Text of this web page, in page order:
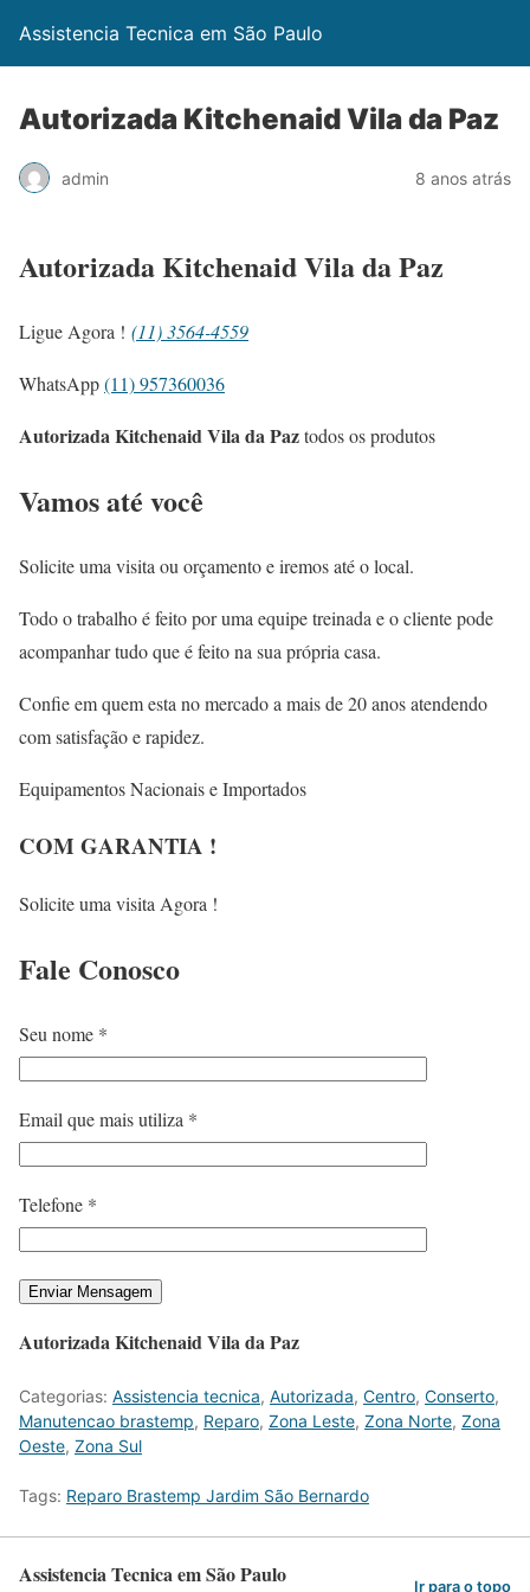
Assistencia Tecnica em São Paulo
Autorizada Kitchenaid Vila da Paz
admin 8 anos atrás
Autorizada Kitchenaid Vila da Paz
Ligue Agora ! (11) 3564-4559
WhatsApp(11) 957360036
Autorizada Kitchenaid Vila da Paztodos os produtos
Vamos até você
Solicite uma visita ou orçamento e iremos até o local.
Todo o trabalho é feito por uma equipe treinada e o cliente pode
acompanhar tudo que é feito na sua própria casa.
Confie em quem esta no mercado a mais de 20 anos atendendo
com satisfação e rapidez.
Equipamentos Nacionais e Importados
COM GARANTIA !
Solicite uma visita Agora !
Fale Conosco
Seu nome *
Email que mais utiliza *
Telefone *
Autorizada Kitchenaid Vila da Paz
Categorias: Assistencia tecnica, Autorizada, Centro, Conserto,
Manutencao brastemp, Reparo, Zona Leste, Zona Norte, Zona
Oeste, Zona Sul
Tags: Reparo Brastemp Jardim São Bernardo
Assistencia Tecnica em São Paulo Ir para o topo